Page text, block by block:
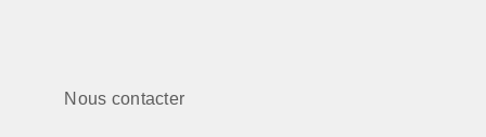
Nous contacter